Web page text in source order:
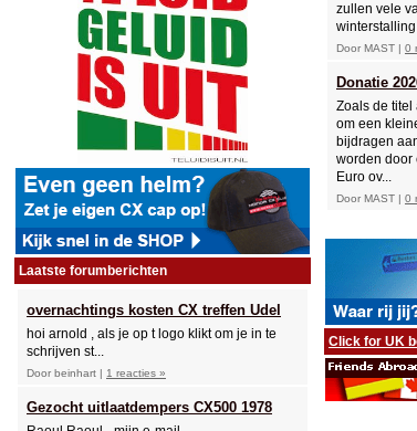
Laatste forumberichten
overnachtings kosten CX treffen Udel
hoi arnold , als je op t logo klikt om je in te
schrijven st...
Door beinhart | 1 reacties »
Gezocht uitlaatdempers CX500 1978
zullen vele
Door MAST | 0
Donatie
Zoals de titel
om een
bijdragen
worden door
Euro ov...
Door MAST | 0
Click for UK